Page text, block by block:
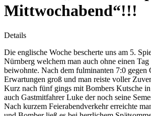
Mittwochabend“!!!
Details
Die englische Woche bescherte uns am 5.
Nürnberg welchem man auch ohne einen
beiwohnte. Nach dem fulminanten 7:0 gegen
Erwartungen groß und man reiste voller
Kurz nach fünf gings mit Bombers Kutsche
auch Gastmitfahrer Luke der noch seine
Nach kurzem Feierabendverkehr erreichte